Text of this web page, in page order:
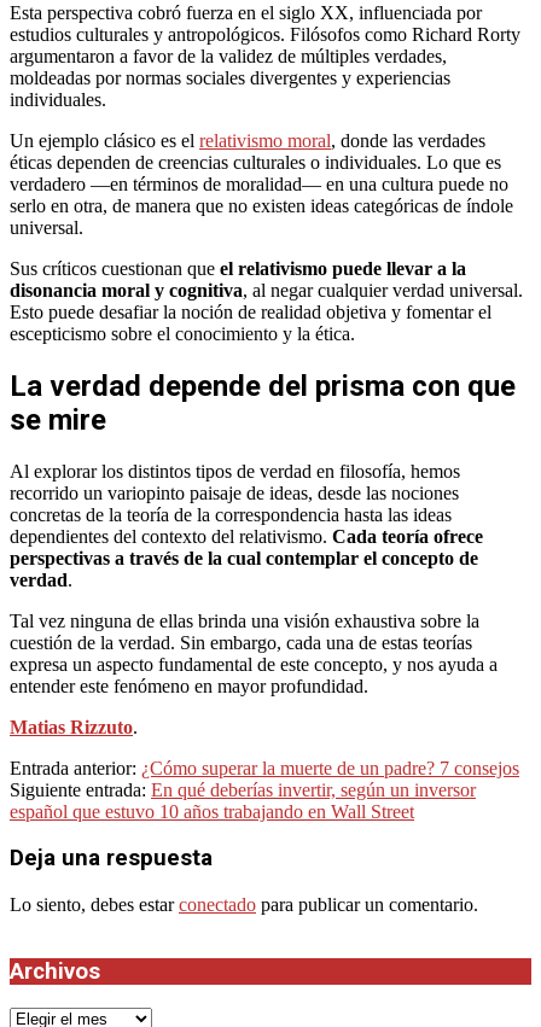
Esta perspectiva cobró fuerza en el siglo XX, influenciada por
estudios culturales y antropológicos. Filósofos como Richard Rorty
argumentaron a favor de la validez de múltiples verdades,
moldeadas por normas sociales divergentes y experiencias
individuales.
Un ejemplo clásico es el relativismo moral, donde las verdades
éticas dependen de creencias culturales o individuales. Lo que es
verdadero —en términos de moralidad— en una cultura puede no
serlo en otra, de manera que no existen ideas categóricas de índole
universal.
Sus críticos cuestionan que el relativismo puede llevar a la
disonancia moral y cognitiva, al negar cualquier verdad universal.
Esto puede desafiar la noción de realidad objetiva y fomentar el
escepticismo sobre el conocimiento y la ética.
La verdad depende del prisma con que
se mire
Al explorar los distintos tipos de verdad en filosofía, hemos
recorrido un variopinto paisaje de ideas, desde las nociones
concretas de la teoría de la correspondencia hasta las ideas
dependientes del contexto del relativismo. Cada teoría ofrece
perspectivas a través de la cual contemplar el concepto de
verdad.
Tal vez ninguna de ellas brinda una visión exhaustiva sobre la
cuestión de la verdad. Sin embargo, cada una de estas teorías
expresa un aspecto fundamental de este concepto, y nos ayuda a
entender este fenómeno en mayor profundidad.
Matias Rizzuto.
2024-
04-
18
Entrada anterior: ¿Cómo superar la muerte de un padre? 7 consejos
Siguiente entrada: En qué deberías invertir, según un inversor
español que estuvo 10 años trabajando en Wall Street
Deja una respuesta
Lo siento, debes estarconectado para publicar un comentario.
Archivos
Archivos